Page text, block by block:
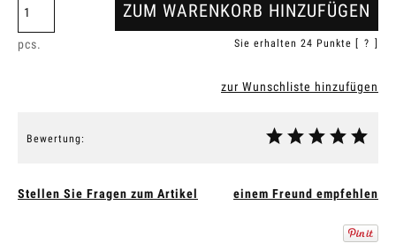
pcs.
ZUM WARENKORB HINZUFÜGEN
Sie erhalten 24 Punkte [ ? ]
zur Wunschliste hinzufügen
Bewertung:
Stellen Sie Fragen zum Artikel einem Freund empfehlen